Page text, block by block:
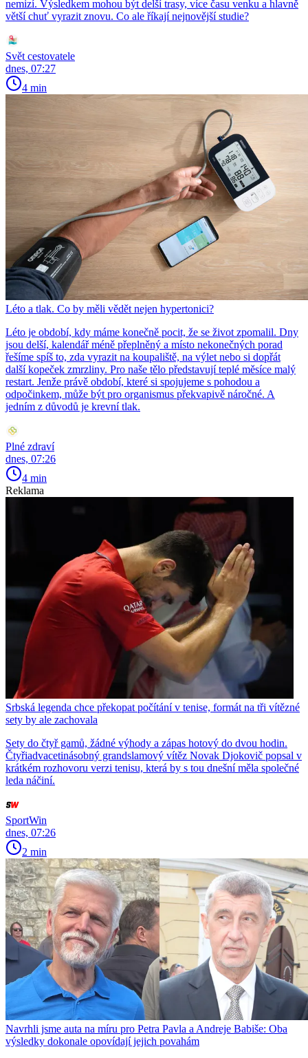
nemizí. Výsledkem mohou být delší trasy, více času venku a hlavně
větší chuť vyrazit znovu. Co ale říkají nejnovější studie?
Svět cestovatele
dnes, 07:27
4 min
Léto a tlak. Co by měli vědět nejen hypertonici?
Léto je období, kdy máme konečně pocit, že se život zpomalil. Dny
jsou delší, kalendář méně přeplněný a místo nekonečných porad
řešíme spíš to, zda vyrazit na koupaliště, na výlet nebo si dopřát
další kopeček zmrzliny. Pro naše tělo představují teplé měsíce malý
restart. Jenže právě období, které si spojujeme s pohodou a
odpočinkem, může být pro organismus překvapivě náročné. A
jedním z důvodů je krevní tlak.
Plné zdraví
dnes, 07:26
4 min
Reklama
Srbská legenda chce překopat počítání v tenise, formát na tři vítězné
sety by ale zachovala
Sety do čtyř gamů, žádné výhody a zápas hotový do dvou hodin.
Čtyřiadvacetinásobný grandslamový vítěz Novak Djokovič popsal v
krátkém rozhovoru verzi tenisu, která by s tou dnešní měla společné
leda náčiní.
SportWin
dnes, 07:26
2 min
Navrhli jsme auta na míru pro Petra Pavla a Andreje Babiše: Oba
výsledky dokonale opovídají jejich povahám